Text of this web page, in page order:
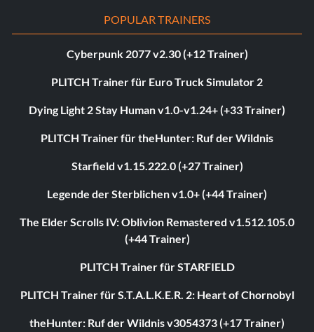
POPULAR TRAINERS
Cyberpunk 2077 v2.30 (+12 Trainer)
PLITCH Trainer für Euro Truck Simulator 2
Dying Light 2 Stay Human v1.0-v1.24+ (+33 Trainer)
PLITCH Trainer für theHunter: Ruf der Wildnis
Starfield v1.15.222.0 (+27 Trainer)
Legende der Sterblichen v1.0+ (+44 Trainer)
The Elder Scrolls IV: Oblivion Remastered v1.512.105.0
(+44 Trainer)
PLITCH Trainer für STARFIELD
PLITCH Trainer für S.T.A.L.K.E.R. 2: Heart of Chornobyl
theHunter: Ruf der Wildnis v3054373 (+17 Trainer)